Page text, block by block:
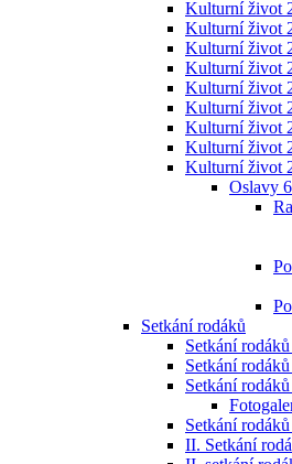
Kulturní život
Kulturní život
Kulturní život
Kulturní život
Kulturní život
Kulturní život
Kulturní život
Kulturní život
Kulturní život
Oslavy
Setkání rodáků
Setkání
Setkání
Setkání
Setkání
II. Setkání